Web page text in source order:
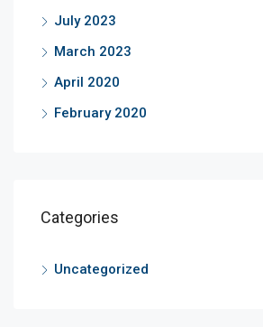
July 2023
March 2023
April 2020
February 2020
Categories
Uncategorized